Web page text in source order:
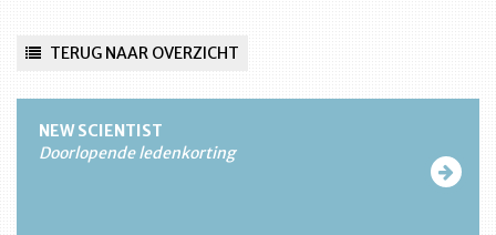
TERUG NAAR OVERZICHT
NEW SCIENTIST
Doorlopende ledenkorting